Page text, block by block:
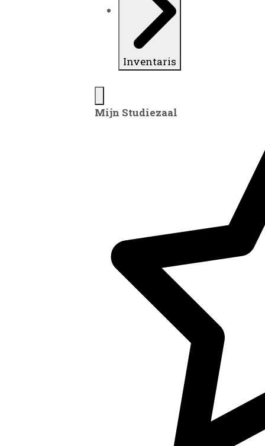
Inventaris
Mijn Studiezaal